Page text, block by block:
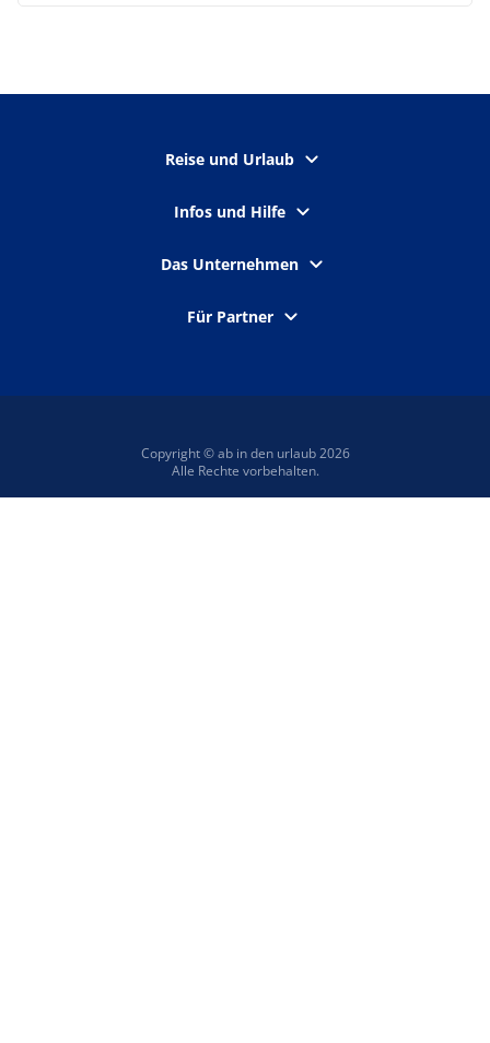
Reise und Urlaub
Infos und Hilfe
Das Unternehmen
Für Partner
Copyright © ab in den urlaub 2026
Alle Rechte vorbehalten.